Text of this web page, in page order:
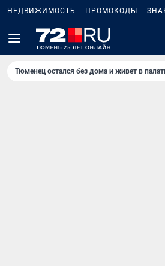
НЕДВИЖИМОСТЬ ПРОМОКОДЫ
Тюменец остался без дома и живет в